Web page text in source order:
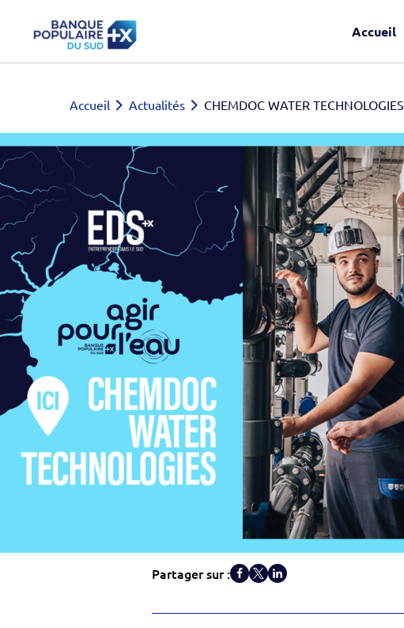
Accueil
Accueil Actualités CHEMDOC WATER TECHNOLOGIES
Partager sur :